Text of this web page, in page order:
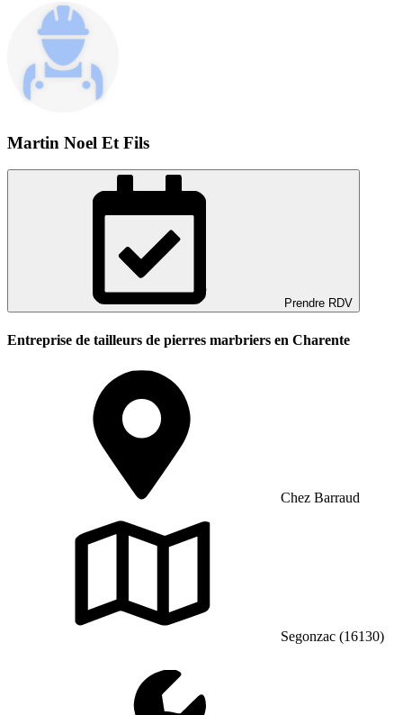
Martin Noel Et Fils
Prendre RDV
Entreprise de tailleurs de pierres marbriers en Charente
Chez Barraud
Segonzac (16130)